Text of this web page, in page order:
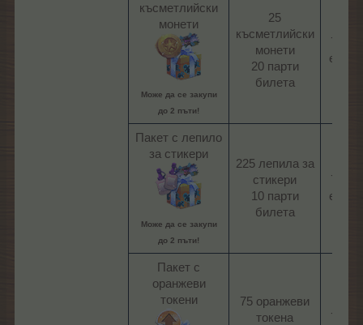
късметлийски
монети
Може да се закупи
до 2 пъти!
25
късметлийски
монети
20 парти
билета​
7,59
евро​
Пакет с лепило
за стикери
Може да се закупи
до 2 пъти!
225 лепила за
стикери
10 парти
билета​
7,59
евро​
Пакет с
оранжеви
токени
75 оранжеви
токена
7,59